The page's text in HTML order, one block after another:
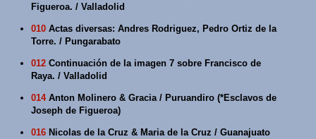
Figueroa. / Valladolid
010 Actas diversas: Andres Rodriguez, Pedro Ortiz de la
Torre. / Pungarabato
012 Continuación de la imagen 7 sobre Francisco de
Raya. / Valladolid
014Anton Molinero & Gracia / Puruandiro (*Esclavos de
Joseph de Figueroa)
016 Nicolas de la Cruz & Maria de la Cruz / Guanajuato